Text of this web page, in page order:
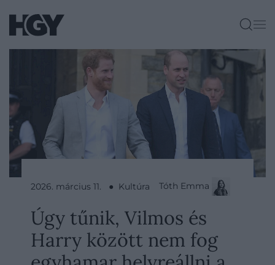
2026. március 11. ● Kultúra Tóth Emma
Úgy tűnik, Vilmos és
Harry között nem fog